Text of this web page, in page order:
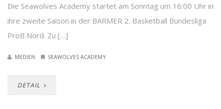
Die Seawolves Academy startet am Sonntag um 16:00 Uhr in
ihre zweite Saison in der BARMER 2. Basketball Bundesliga
ProB Nord. Zu […]
MEDIEN SEAWOLVES ACADEMY
DETAIL